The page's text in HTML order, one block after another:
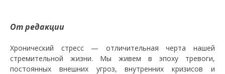
От редакции
Хронический стресс — отличительная черта нашей
стремительной жизни. Мы живем в эпоху тревоги,
постоянных внешних угроз, внутренних кризисов и